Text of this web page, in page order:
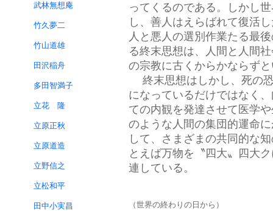
ってくるのである。しかし
し、善人はえらばれて復活
人と悪人の選別作業たる最
る終末思想は、人間と人間
の宗教に古くからかならず
終末思想はしかし、死の
になっているだけではなく
ての内観を発達させて医学
のような人間の集団的運命
して、さまざまの共同的な
とえば万物を〝四大〟四大
連している。
（世界の終わりの日から）
武林無想庵
竹久夢二
竹山道雄
田沢稲舟
多田智満子
立花 隆
立原正秋
立原道造
立野信之
立松和平
田中小実昌